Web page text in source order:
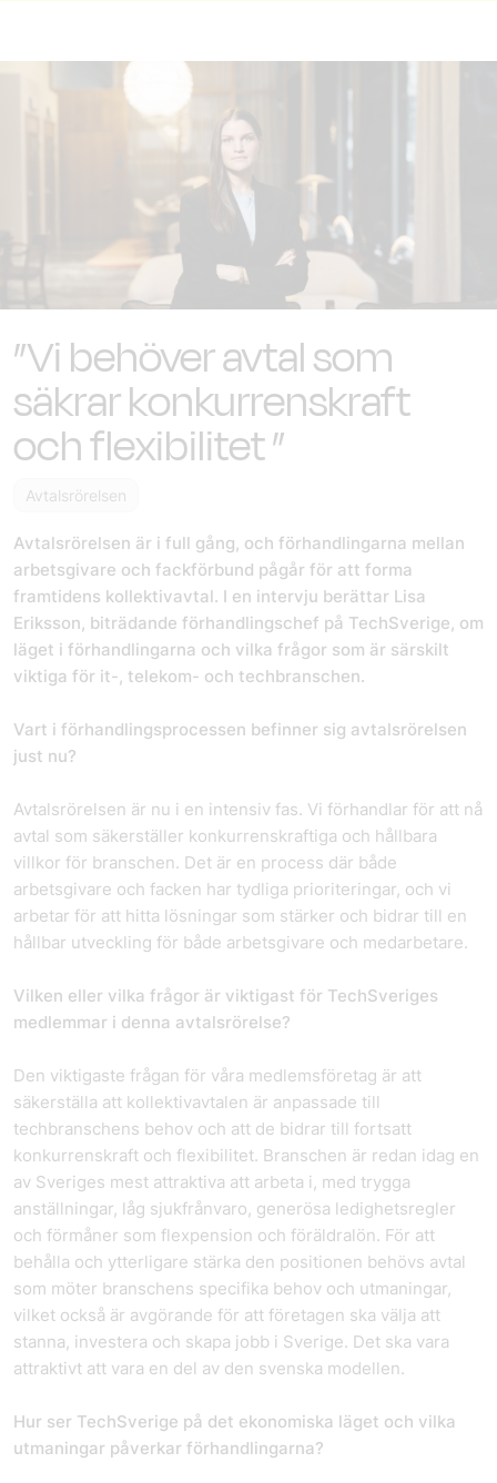
”Vi behöver avtal som
säkrar konkurrenskraft
och flexibilitet ”
Avtalsrörelsen
Avtalsrörelsen är i full gång, och förhandlingarna mellan
arbetsgivare och fackförbund pågår för att forma
framtidens kollektivavtal. I en intervju berättar Lisa
Eriksson, biträdande förhandlingschef på TechSverige, om
läget i förhandlingarna och vilka frågor som är särskilt
viktiga för it-, telekom- och techbranschen.
Vart i förhandlingsprocessen befinner sig avtalsrörelsen
just nu?
Avtalsrörelsen är nu i en intensiv fas. Vi förhandlar för att nå
avtal som säkerställer konkurrenskraftiga och hållbara
villkor för branschen. Det är en process där både
arbetsgivare och facken har tydliga prioriteringar, och vi
arbetar för att hitta lösningar som stärker och bidrar till en
hållbar utveckling för både arbetsgivare och medarbetare.
Vilken eller vilka frågor är viktigast för TechSveriges
medlemmar i denna avtalsrörelse?
Den viktigaste frågan för våra medlemsföretag är att
säkerställa att kollektivavtalen är anpassade till
techbranschens behov och att de bidrar till fortsatt
konkurrenskraft och flexibilitet. Branschen är redan idag en
av Sveriges mest attraktiva att arbeta i, med trygga
anställningar, låg sjukfrånvaro, generösa ledighetsregler
och förmåner som flexpension och föräldralön. För att
behålla och ytterligare stärka den positionen behövs avtal
som möter branschens specifika behov och utmaningar,
vilket också är avgörande för att företagen ska välja att
stanna, investera och skapa jobb i Sverige. Det ska vara
attraktivt att vara en del av den svenska modellen.
Hur ser TechSverige på det ekonomiska läget och vilka
utmaningar påverkar förhandlingarna?